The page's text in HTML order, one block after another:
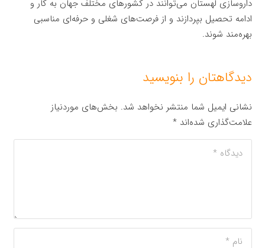
داروسازی لهستان می‌توانند در کشورهای مختلف جهان به کار و
ادامه تحصیل بپردازند و از فرصت‌های شغلی و حرفه‌ای مناسبی
بهره‌مند شوند.
دیدگاهتان را بنویسید
نشانی ایمیل شما منتشر نخواهد شد. بخش‌های موردنیاز
علامت‌گذاری شده‌اند*